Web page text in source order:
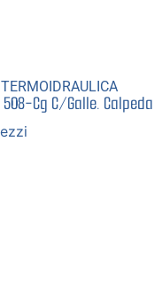
TERMOIDRAULICA
Cg C/Galle. Calpeda